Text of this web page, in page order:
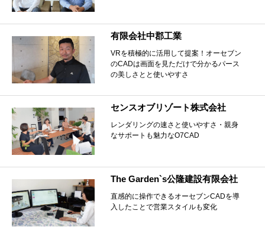
有限会社中郡工業
VRを積極的に活用して提案！オーセブン
のCADは画面を見ただけで分かるパース
の美しさとと使いやすさ
センスオブリゾート株式会社
レンダリングの速さと使いやすさ・親身
なサポートも魅力なO7CAD
The Garden`s公隆建設有限会社
直感的に操作できるオーセブンCADを導
入したことで営業スタイルも変化